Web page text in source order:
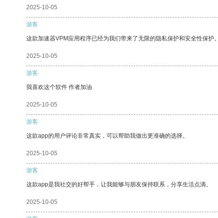
2025-10-05
游客
这款加速器VPM应用程序已经为我们带来了无限的隐私保护和安全性保护
2025-10-05
游客
我喜欢这个软件 作者加油
2025-10-05
游客
这款app的用户评论非常真实，可以帮助我做出更准确的选择。
2025-10-05
游客
这款app是我社交的好帮手，让我能够与朋友保持联系，分享生活点滴。
2025-10-05